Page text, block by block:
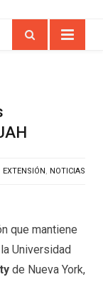
EXTENSIÓN, NOTICIAS
que mantiene
Universidad
de Nueva York,